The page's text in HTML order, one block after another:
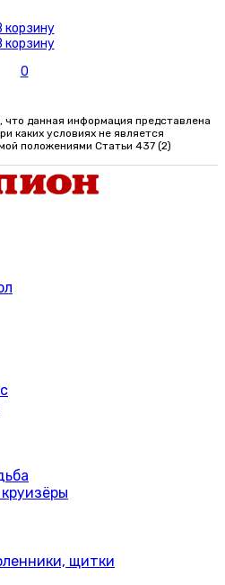
корзину
корзину
0
данная информация представлена
каких условиях не является
положениями Статьи 437 (2)
щитки